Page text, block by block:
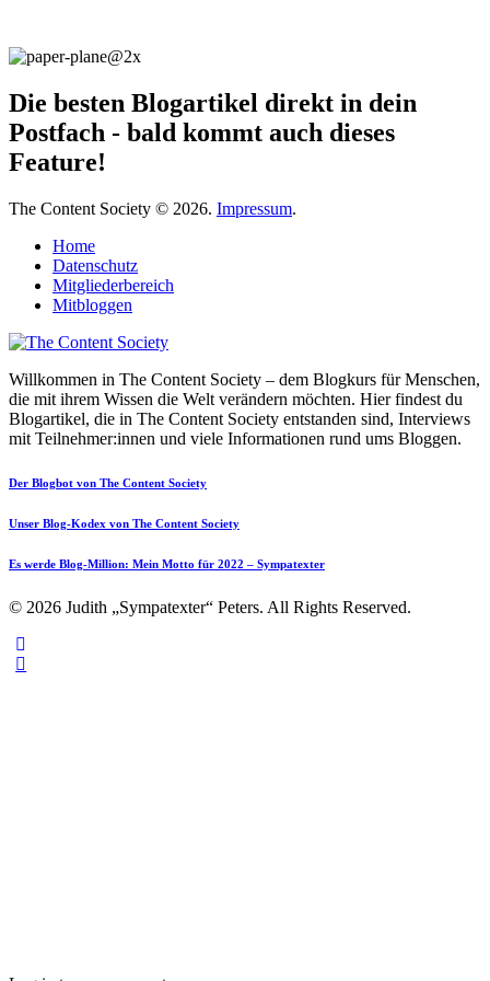
Die besten Blogartikel direkt in dein
Postfach - bald kommt auch dieses
Feature!
The Content Society © 2026. Impressum.
Home
Datenschutz
Mitgliederbereich
Mitbloggen
Willkommen in The Content Society – dem Blogkurs für Menschen,
die mit ihrem Wissen die Welt verändern möchten. Hier findest du
Blogartikel, die in The Content Society entstanden sind, Interviews
mit Teilnehmer:innen und viele Informationen rund ums Bloggen.
Der Blogbot von The Content Society
Unser Blog-Kodex von The Content Society
Es werde Blog-Million: Mein Motto für 2022 – Sympatexter
© 2026 Judith „Sympatexter“ Peters. All Rights Reserved.